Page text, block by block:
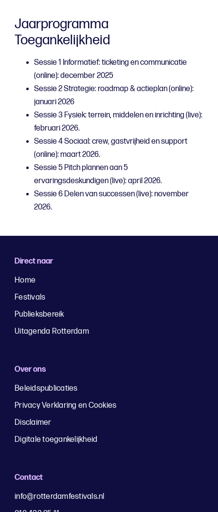
Jaarprogramma
Toegankelijkheid
Sessie 1 Informatief: ticketing en communicatie
(online): december 2025
Sessie 2 Strategie: roadmap & actieplan (online):
januari 2026
Sessie 3 Fysiek: terrein, middelen en inrichting (live):
februari 2026.
Sessie 4 Sociaal: crew, gastvrijheid en support
(online): maart 2026.
Sessie 5 Pitch plannen aan 5
ervaringsdeskundigen (live): april 2026.
Sessie 6 Delen van successen (live): november
2026.
Direct naar
Home
Festivals
Publieksbereik
Uitagenda Rotterdam
Over ons
Beleidspublicaties
Privacy Verklaring en Cookies
Disclaimer
Digitale toegankelijkheid
Contact
info@rotterdamfestivals.nl